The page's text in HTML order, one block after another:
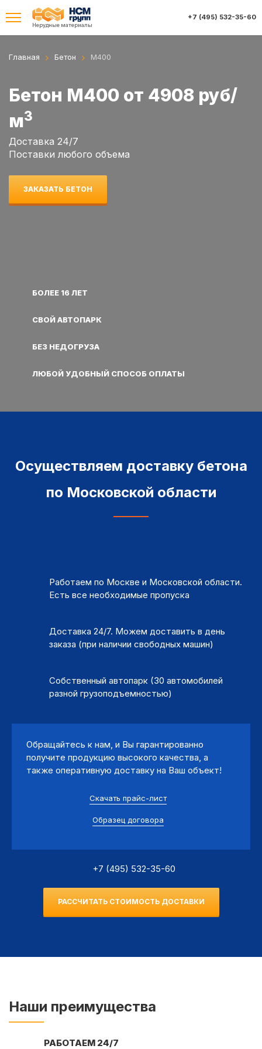
Нерудные материалы
+7 (495) 532-35-60
Главная Бетон М400
Бетон М400 от 4908 руб/
м3
Доставка 24/7
Поставки любого объема
ЗАКАЗАТЬ БЕТОН
БОЛЕЕ 16 ЛЕТ
СВОЙ АВТОПАРК
БЕЗ НЕДОГРУЗА
ЛЮБОЙ УДОБНЫЙ СПОСОБ ОПЛАТЫ
Осуществляем доставку бетона
по Московской области
Работаем по Москве и Московской области.
Есть все необходимые пропуска
Доставка 24/7. Можем доставить в день
заказа (при наличии свободных машин)
Собственный автопарк (30 автомобилей
разной грузоподъемностью)
Обращайтесь к нам, и Вы гарантированно
получите продукцию высокого качества, а
также оперативную доставку на Ваш объект!
Скачать прайс-лист
Образец договора
+7 (495) 532-35-60
РАССЧИТАТЬ СТОИМОСТЬ ДОСТАВКИ
Наши преимущества
РАБОТАЕМ 24/7